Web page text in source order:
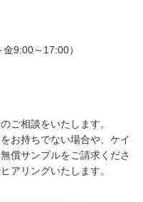
9:00～17:00）
ご相談をいたします。
お持ちでない場合や、ケイ
償サンプルをご請求くださ
アリングいたします。